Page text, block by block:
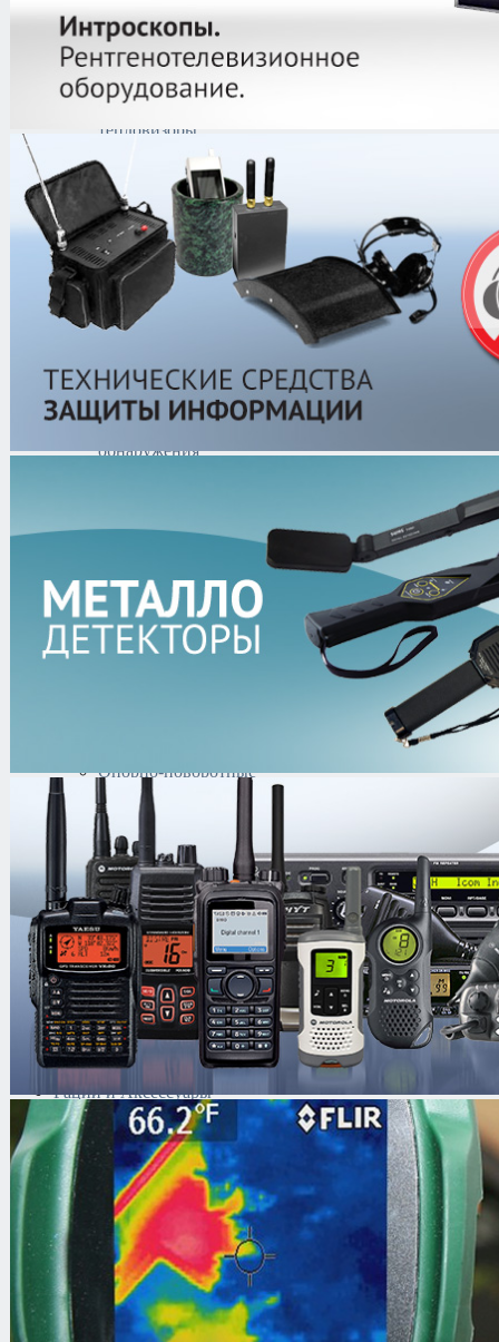
тепловизоры
Тепловизоры для
автоматизации
Научные
охлаждаемые
тепловизоры
неохлаждаемые
тепловизоры
Морские
тепловизоры
Медицинские
тепловизоры
Инфракрасные окна
Диагностические
тепловизоры
тепловизионные
системы
Прожекторы
Комплексы
обнаружения
тепловизоры
Автомобильные
тепловизоры
Пожарные
тепловизоры
Опорно-поворотные
устройства
Беспроводные
системы передачи
данных
Мачты
Криминалистическая
техника
Поисково-досмотровое
оборудование
Средства
документирования и
шумоочистки
Металлодетекторы
Полиграфы
Противокражные системы
Рации и Аксессуары
Переговорные устройства
Системы видеонаблюдения
Трансляционное
оборудование
Контроль доступа
Каталог/Тепловизоры